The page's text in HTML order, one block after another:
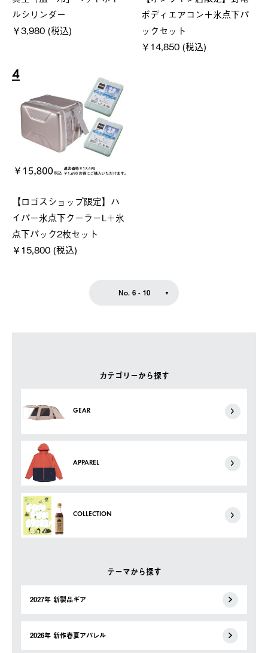
カテゴリーから探す
GEAR
APPAREL
COLLECTION
テーマから探す
2027年 新製品ギア
2026年 新作春夏アパレル
ルシリンダー
￥3,980 (税込)
ボディエアコン＋氷点下パ
ックセット
￥14,850 (税込)
4
【ロゴスショップ限定】ハ
イパー氷点下クーラーL＋氷
点下パック2枚セット
￥15,800 (税込)
No. 6 - 10